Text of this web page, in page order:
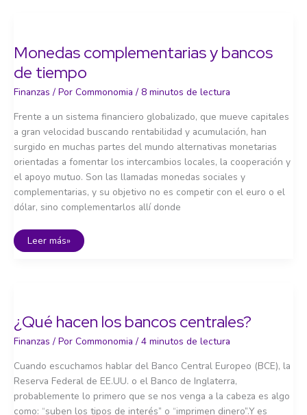
Monedas complementarias y bancos
de tiempo
Finanzas / Por Commonomia / 8 minutos de lectura
Frente a un sistema financiero globalizado, que mueve capitales
a gran velocidad buscando rentabilidad y acumulación, han
surgido en muchas partes del mundo alternativas monetarias
orientadas a fomentar los intercambios locales, la cooperación y
el apoyo mutuo. Son las llamadas monedas sociales y
complementarias, y su objetivo no es competir con el euro o el
dólar, sino complementarlos allí donde
Monedas
complementarias
Leer más»
¿Qué hacen los bancos centrales?
Finanzas / Por Commonomia / 4 minutos de lectura
Cuando escuchamos hablar del Banco Central Europeo (BCE), la
Reserva Federal de EE.UU. o el Banco de Inglaterra,
probablemente lo primero que se nos venga a la cabeza es algo
como: “suben los tipos de interés” o “imprimen dinero”.Y es